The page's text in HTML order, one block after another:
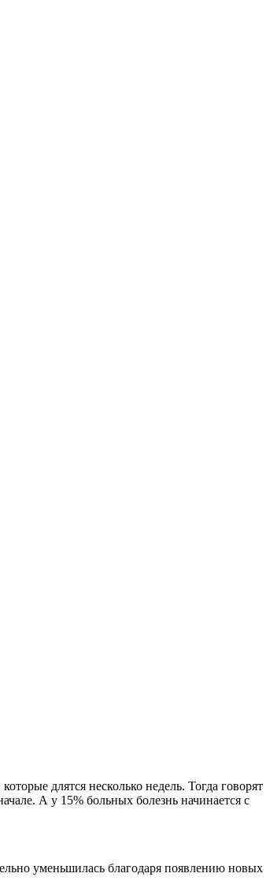
длятся несколько недель. Тогда говорят
А у 15% больных болезнь начинается с
уменьшилась благодаря появлению новых